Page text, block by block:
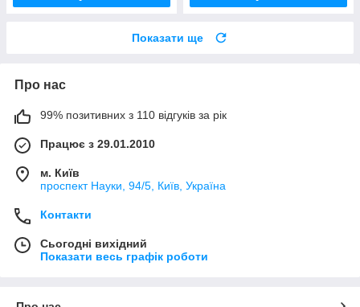
Показати ще
Про нас
99% позитивних з 110 відгуків за рік
Працює з 29.01.2010
м. Київ
проспект Науки, 94/5, Київ, Україна
Контакти
Сьогодні вихідний
Показати весь графік роботи